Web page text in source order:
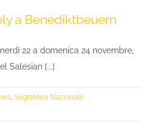
a Benediktbeuern
22 a domenica 24 novembre,
Salesian [...]
Segreteria Nazionale